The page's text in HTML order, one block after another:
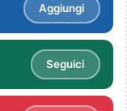
Aggiungi
Seguici